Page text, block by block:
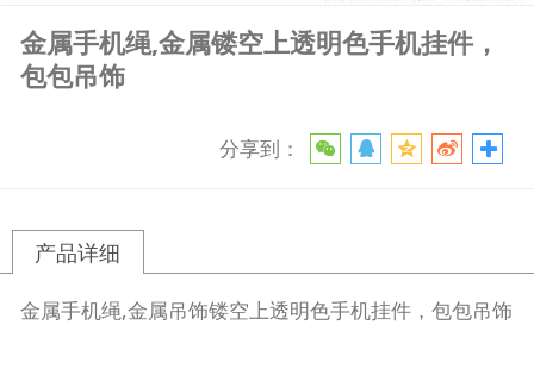
金属手机绳,金属镂空上透明色手机挂件，
包包吊饰
分享到：
产品详细
金属手机绳,金属吊饰镂空上透明色手机挂件，包包吊饰